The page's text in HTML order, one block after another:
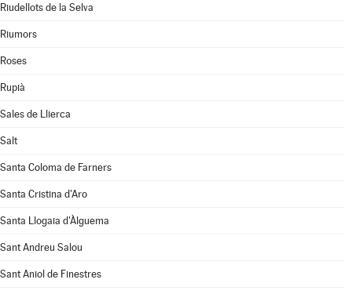
Riudellots de la Selva
Riumors
Roses
Rupià
Sales de Llierca
Salt
Santa Coloma de Farners
Santa Cristina d'Aro
Santa Llogaia d'Àlguema
Sant Andreu Salou
Sant Aniol de Finestres